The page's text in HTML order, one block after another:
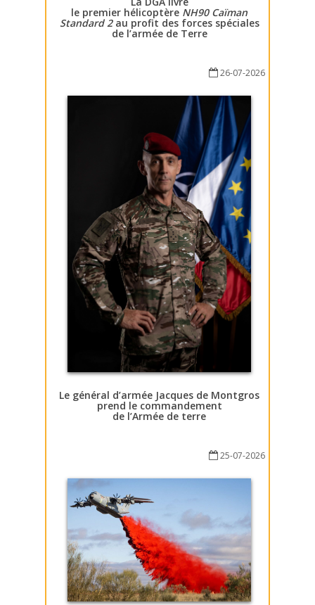
le premier hélicoptère NH90 Caïman
Standard 2au profit des forces spéciales
de l’armée de Terre
26-07-2026
Le général d’armée Jacques de Montgros
prend le commandement
de l’Armée de terre
25-07-2026